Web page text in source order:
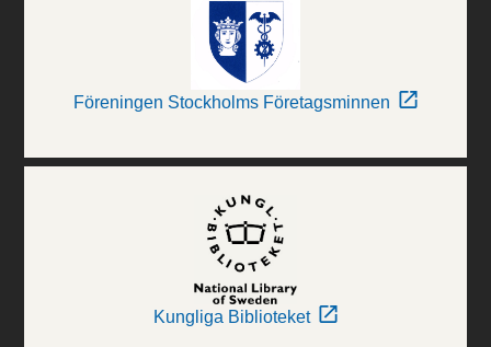
Föreningen Stockholms Företagsminnen
Kungliga Biblioteket